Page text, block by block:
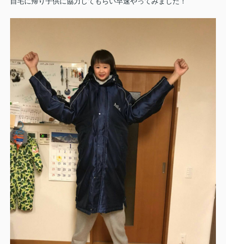
自宅に帰り子供に協力してもらい早速やってみました！